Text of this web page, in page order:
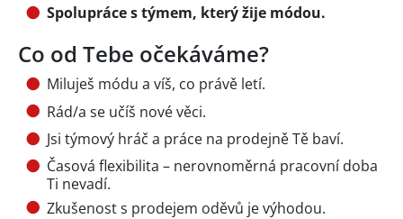
Spolupráce s týmem, který žije módou.
Co od Tebe očekáváme?
Miluješ módu a víš, co právě letí.
Rád/a se učíš nové věci.
Jsi týmový hráč a práce na prodejně Tě baví.
Časová flexibilita – nerovnoměrná pracovní doba
Ti nevadí.
Zkušenost s prodejem oděvů je výhodou.